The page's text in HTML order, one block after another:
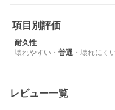
※海外製のため表面に小傷
により刻印の仕様が商品
※製造ロットによっては黒
※白色のレーザー刻印仕様
残っています。※
全長270ｍｍ、重量約
スペアマガジンの購入はこ
項目別評価
耐久性
壊れやすい ・ 普通 ・ 壊れにく
レビュー一覧